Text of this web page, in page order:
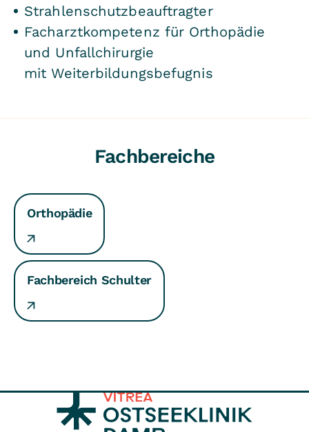
Strahlenschutzbeauftragter
Facharztkompetenz für Orthopädie
und Unfallchirurgie
mit Weiterbildungsbefugnis
Fachbereiche
Orthopädie
Fachbereich Schulter